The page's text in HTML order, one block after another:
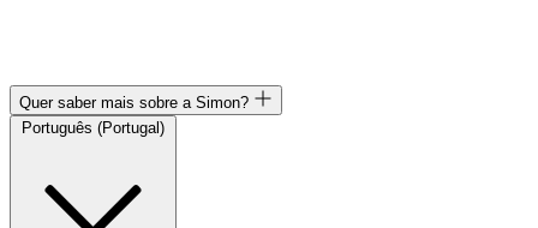
Quer saber mais sobre a Simon?